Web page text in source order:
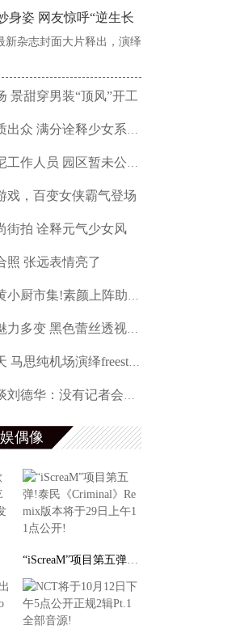
身姿 网友惊呼“逆生长
杂志封面大片释出，演绎
景甜穿男装“顶风”开工
景甜长裙细腰气质出众 满分诠释少女系优雅
黄小蕾控诉迪士尼工作人员 园区暂未公开回应当事
戏，百变女侠霸气登场
街拍 诠释元气少女风
照 张远表情亮了
王燕阳带你玩转黄小厨市集!素颜上阵助力嫣然天使
何润东夏日写真魅力多变 黑色蕾丝透视西装性感吸
满屏长腿称霸夏天 马思纯机场演绎freestyle
中国第一代娱记谈刘德华：没有记者会不喜欢他
赵芮曝全新写真 笑靥如花展现十足冻龄魅力
偶像
“iScreaM”项目第五弹!泰民《Criminal》Remix